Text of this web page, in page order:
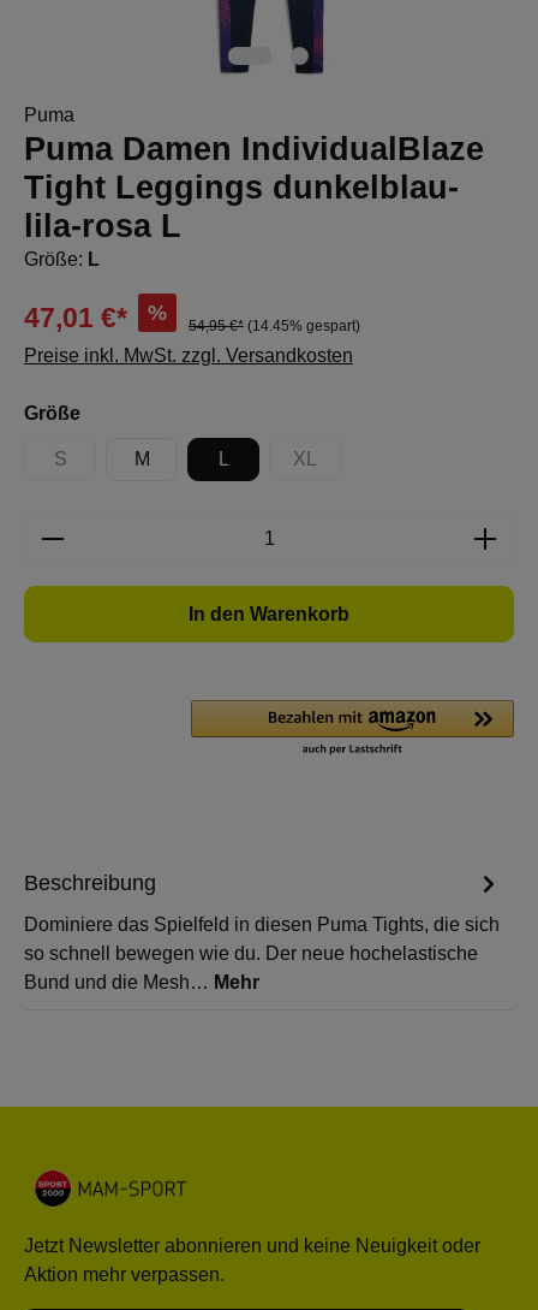
Puma
Puma Damen IndividualBlaze
Tight Leggings dunkelblau-
lila-rosa L
Größe: L
47,01 €* %
54,95 €* (14.45% gespart)
Preise inkl. MwSt. zzgl. Versandkosten
Größeauswählen
S
(Diese Option ist zurzeit nicht verfügbar.)
M L XL
(Diese Option ist zurzeit nicht
Produkt Anzahl: Gib den gewünschten
In den Warenkorb
Beschreibung
Dominiere das Spielfeld in diesen Puma Tights, die sich
so schnell bewegen wie du. Der neue hochelastische
Bund und die Mesh… Mehr
Jetzt Newsletter abonnieren und keine Neuigkeit oder
Aktion mehr verpassen.